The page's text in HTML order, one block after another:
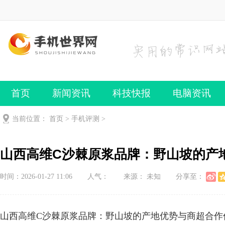
首页 新闻资讯 科技快报 电脑资讯
手机频道 手机技巧
当前位置： 首页 > 手机评测 >
山西高维C沙棘原浆品牌：野山坡的
时间：2026-01-27 11:06 人气： 来源： 未知 分享至：
山西高维C沙棘原浆品牌：野山坡的产地优势与商超合